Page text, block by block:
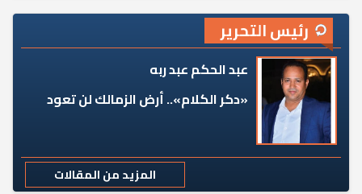
رئيس التحرير
عبد الحكم عبد ربه
«دكر الكلام».. أرض الزمالك لن تعود
المزيد من المقالات